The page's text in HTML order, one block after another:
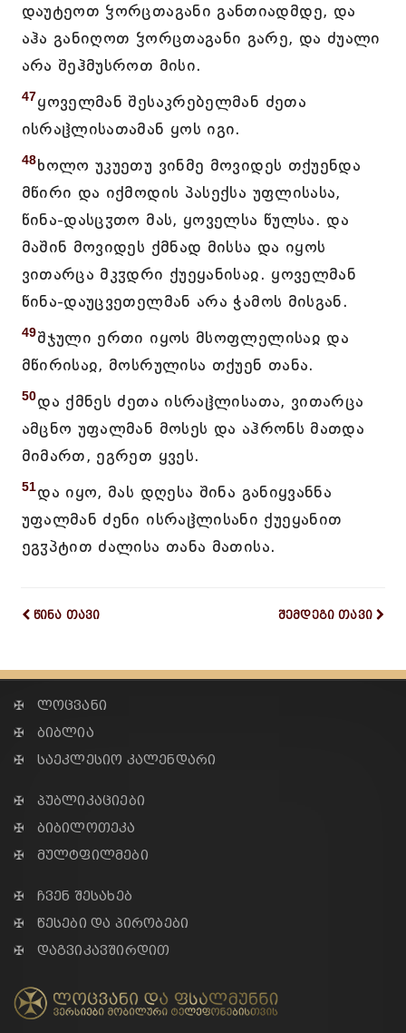
დაუტეოთ ჴორცთაგანი განთიადმდე, და
აჰა განიღოთ ჴორცთაგანი გარე, და ძუალი
არა შეჰმუსროთ მისი.
47ყოველმან შესაკრებელმან ძეთა
ისრაჱლისათამან ყოს იგი.
48ხოლო უკუეთუ ვინმე მოვიდეს თქუენდა
მწირი და იქმოდის პასექსა უფლისასა,
წინა-დასცჳთო მას, ყოველსა წულსა. და
მაშინ მოვიდეს ქმნად მისსა და იყოს
ვითარცა მკჳდრი ქუეყანისაჲ. ყოველმან
წინა-დაუცვეთელმან არა ჭამოს მისგან.
49შჯული ერთი იყოს მსოფლელისაჲ და
მწირისაჲ, მოსრულისა თქუენ თანა.
50და ქმნეს ძეთა ისრაჱლისათა, ვითარცა
ამცნო უფალმან მოსეს და აჰრონს მათდა
მიმართ, ეგრეთ ყვეს.
51და იყო, მას დღესა შინა განიყვანნა
უფალმან ძენი ისრაჱლისანი ქუეყანით
ეგჳპტით ძალისა თანა მათისა.
წინა თავი შემდეგი თავი
✠ ლოცვანი
✠ ბიბლია
✠ საეკლესიო კალენდარი
✠ პუბლიკაციები
✠ ბიბილოთეკა
✠ მულტფილმები
✠ ჩვენ შესახებ
✠ წესები და პირობები
✠ დაგვიკავშირდით